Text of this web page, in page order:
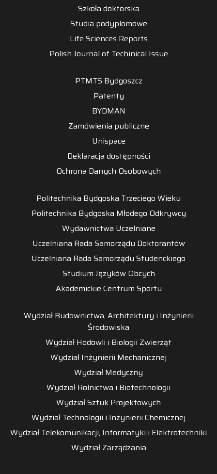
Szkoła doktorska
Studia podyplomowe
Life Sciences Reports
Polish Journal of Techinical Issue
PTMTS Bydgoszcz
Patenty
BYDMAN
Zamówienia publiczne
Unispace
Deklaracja dostępności
Ochrona Danych Osobowych
Politechnika Bydgoska Trzeciego Wieku
Politechnika Bydgoska Młodego Odkrywcy
Wydawnictwa Uczelniane
Uczelniana Rada Samorządu Doktorantów
Uczelniana Rada Samorządu Studenckiego
Studium Języków Obcych
Akademickie Centrum Sportu
Wydział Budownictwa, Architektury i Inżynierii
Środowiska
Wydział Hodowli i Biologii Zwierząt
Wydział Inżynierii Mechanicznej
Wydział Medyczny
Wydział Rolnictwa i Biotechnologii
Wydział Sztuk Projektowych
Wydział Technologii i Inżynierii Chemicznej
Wydział Telekomunikacji, Informatyki i Elektrotechniki
Wydział Zarządzania